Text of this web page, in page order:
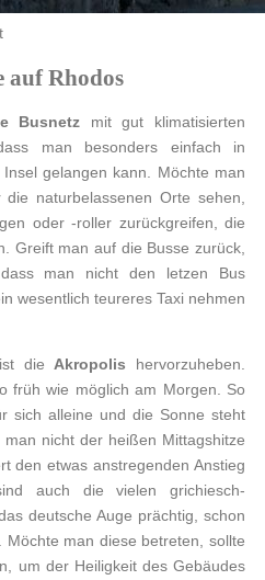
auf Rhodos
Busnetz mit gut klimatisierten
man besonders einfach in
gelangen kann. Möchte man
naturbelassenen Orte sehen,
oder -roller zurückgreifen, die
Greift man auf die Busse zurück,
man nicht den letzen Bus
wesentlich teureres Taxi nehmen
die Akropolis hervorzuheben.
früh wie möglich am Morgen. So
sich alleine und die Sonne steht
nicht der heißen Mittagshitze
den etwas anstregenden Anstieg
auch die vielen grichiesch-
deutsche Auge prächtig, schon
man diese betreten, sollte
um der Heiligkeit des Gebäudes